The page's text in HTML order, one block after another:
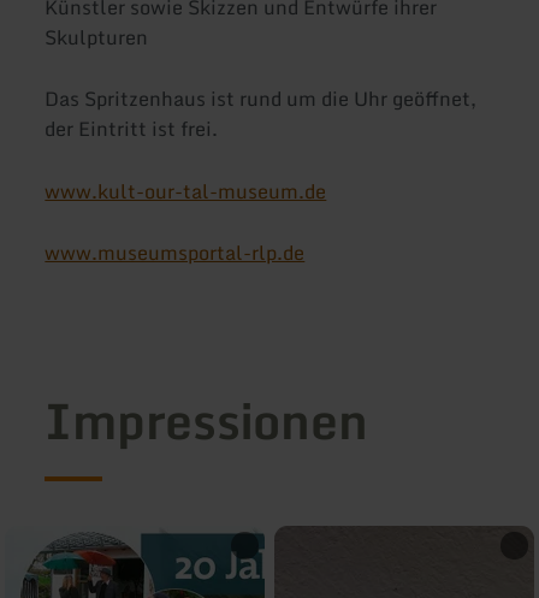
Künstler sowie Skizzen und Entwürfe ihrer
Skulpturen
Das Spritzenhaus ist rund um die Uhr geöffnet,
der Eintritt ist frei.
www.kult-our-tal-museum.de
www.museumsportal-rlp.de
Impressionen